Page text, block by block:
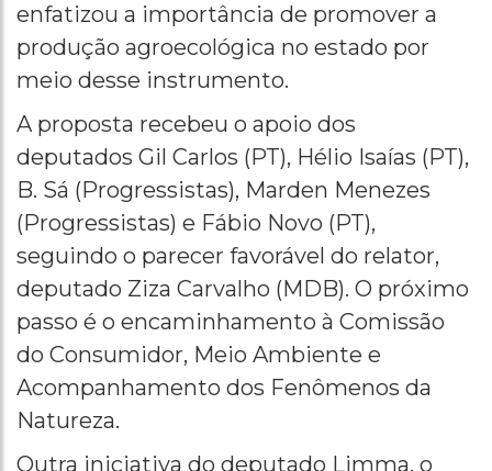
enfatizou a importância de promover a
produção agroecológica no estado por
meio desse instrumento.
A proposta recebeu o apoio dos
deputados Gil Carlos (PT), Hélio Isaías (PT),
B. Sá (Progressistas), Marden Menezes
(Progressistas) e Fábio Novo (PT),
seguindo o parecer favorável do relator,
deputado Ziza Carvalho (MDB). O próximo
passo é o encaminhamento à Comissão
do Consumidor, Meio Ambiente e
Acompanhamento dos Fenômenos da
Natureza.
Outra iniciativa do deputado Limma, o